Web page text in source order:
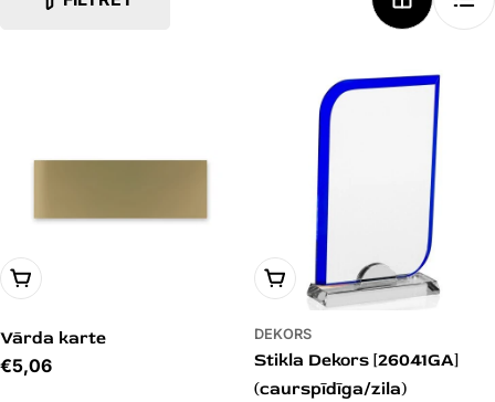
IZVĒLIES VARIANTU
Vārda karte
Cena
€5,06
PIEVIENOT GROZAM
DEKORS
Stikla Dekors [26041GA]
(caurspīdīga/zila)